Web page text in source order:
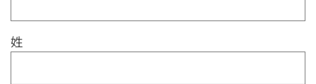
会員登録はこちら
い
合
わ
姓